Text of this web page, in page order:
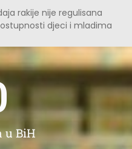
rakije nije regulisana
djeci i mladima
u BiH